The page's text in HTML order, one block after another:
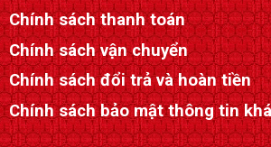
Chính sách thanh toán
Chính sách vận chuyển
Chính sách đổi trả và hoàn tiền
Chính sách bảo mật thông tin